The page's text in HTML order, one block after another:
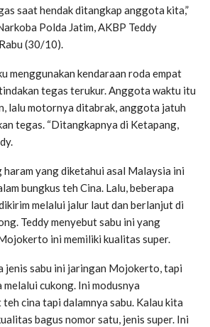
saat hendak ditangkap anggota kita,”
Polda Jatim, AKBP Teddy
(30/10).
menggunakan kendaraan roda empat
tegas terukur. Anggota waktu itu
lalu motornya ditabrak, anggota jatuh
tegas. “Ditangkapnya di Ketapang,
haram yang diketahui asal Malaysia ini
bungkus teh Cina. Lalu, beberapa
melalui jalur laut dan berlanjut di
Teddy menyebut sabu ini yang
ini memiliki kualitas super.
jenis sabu ini jaringan Mojokerto, tapi
cukong. Ini modusnya
cina tapi dalamnya sabu. Kalau kita
bagus nomor satu, jenis super. Ini